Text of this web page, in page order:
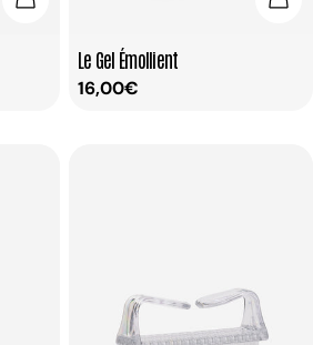
Taper:
Le Gel Émollient
Prix
16,00€